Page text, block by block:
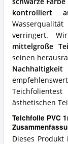
kontrolliert
verringert.
mittelgroße
seinen
Nachhaltigkeit
ästhetischen
Teichfolie PVC
Dieses Produkt